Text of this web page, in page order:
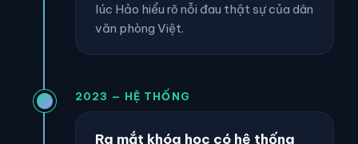
lúc Hảo hiểu rõ nỗi đau thật sự của dân
văn phòng Việt.
2023 — HỆ THỐNG
Ra mắt khóa học có hệ thống